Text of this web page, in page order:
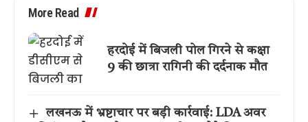
More Read
हरदोई में बिजली पोल गिरने से कक्षा
9 की छात्रा रागिनी की दर्दनाक मौत
लखनऊ में भ्रष्टाचार पर बड़ी कार्रवाई: LDA अवर